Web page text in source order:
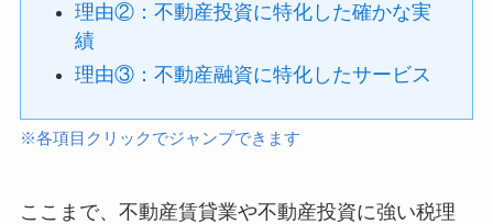
理由②：不動産投資に特化した確かな実
績
理由③：不動産融資に特化したサービス
※各項目クリックでジャンプできます
ここまで、不動産賃貸業や不動産投資に強い税理